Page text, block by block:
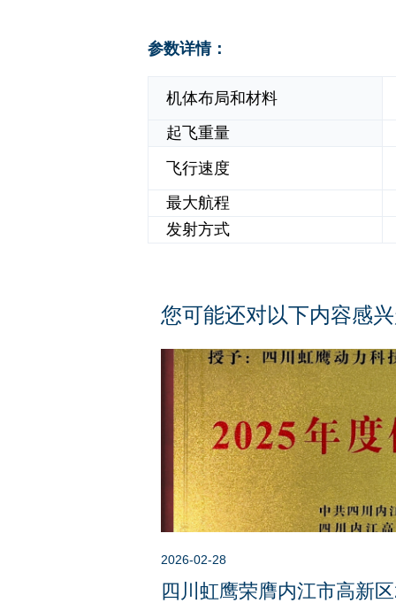
参数详情：
机体布局和材料
起飞重量
飞行速度
最大航程
发射方式
您可能还对以下内容感
2026-02-28
四川虹鹰荣膺内江市高新